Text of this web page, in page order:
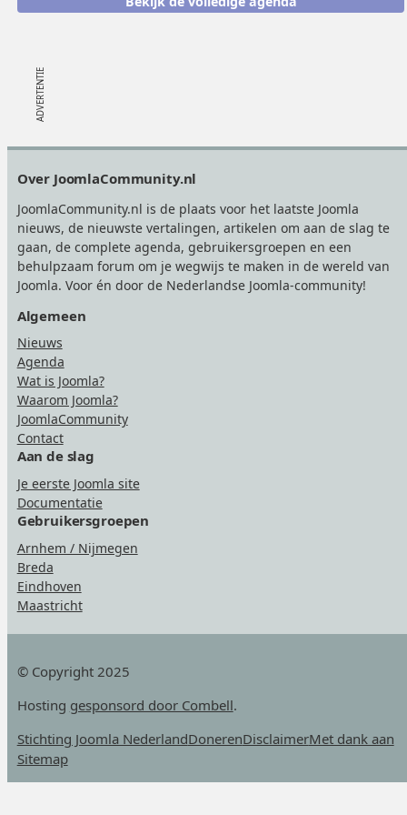
Over JoomlaCommunity.nl
JoomlaCommunity.nl is de plaats voor het laatste Joomla
nieuws, de nieuwste vertalingen, artikelen om aan de slag te
gaan, de complete agenda, gebruikersgroepen en een
behulpzaam forum om je wegwijs te maken in de wereld van
Joomla. Voor én door de Nederlandse Joomla-community!
Algemeen
Nieuws
Agenda
Wat is Joomla?
Waarom Joomla?
JoomlaCommunity
Contact
Aan de slag
Je eerste Joomla site
Documentatie
Gebruikersgroepen
Arnhem / Nijmegen
Breda
Eindhoven
Maastricht
© Copyright 2025
Hosting gesponsord door Combell.
Stichting Joomla NederlandDonerenDisclaimerMet dank aan
Sitemap